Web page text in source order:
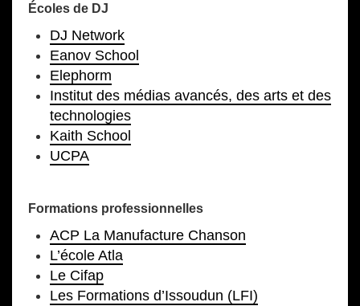
Écoles de DJ
DJ Network
Eanov School
Elephorm
Institut des médias avancés, des arts et des
technologies
Kaith School
UCPA
Formations professionnelles
ACP La Manufacture Chanson
L’école Atla
Le Cifap
Les Formations d’Issoudun (LFI)